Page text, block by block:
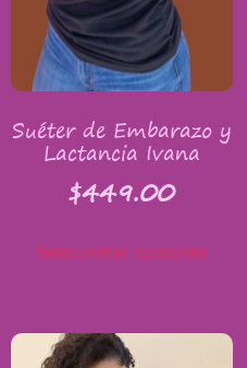
Suéter de Embarazo y
Lactancia Ivana
$449.00
Seleccionar opciones